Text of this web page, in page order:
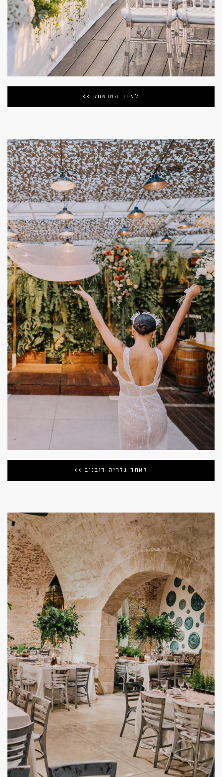
לאתר הטראסק >>
לאתר גלריה דובנוב >>